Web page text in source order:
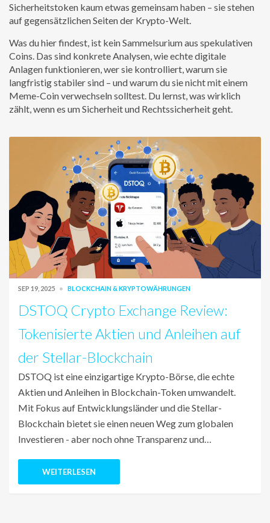
Sicherheitstoken kaum etwas gemeinsam haben – sie stehen
auf gegensätzlichen Seiten der Krypto-Welt.
Was du hier findest, ist kein Sammelsurium aus spekulativen
Coins. Das sind konkrete Analysen, wie echte digitale
Anlagen funktionieren, wer sie kontrolliert, warum sie
langfristig stabiler sind – und warum du sie nicht mit einem
Meme-Coin verwechseln solltest. Du lernst, was wirklich
zählt, wenn es um Sicherheit und Rechtssicherheit geht.
SEP 19, 2025 BLOCKCHAIN & KRYPTOWÄHRUNGEN
DSTOQ Crypto Exchange Review:
Tokenisierte Aktien und Anleihen auf
der Stellar-Blockchain
DSTOQ ist eine einzigartige Krypto-Börse, die echte
Aktien und Anleihen in Blockchain-Token umwandelt.
Mit Fokus auf Entwicklungsländer und die Stellar-
Blockchain bietet sie einen neuen Weg zum globalen
Investieren - aber noch ohne Transparenz und
WEITERLESEN